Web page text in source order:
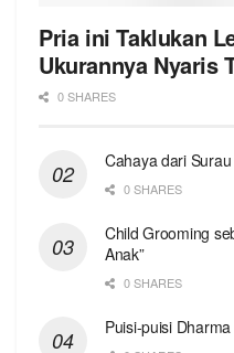
Pria ini Taklukan
Ukurannya Nyaris
0 SHARES
Cahaya dari Surau
0 SHARES
Child Grooming
Anak”
0 SHARES
Puisi-puisi